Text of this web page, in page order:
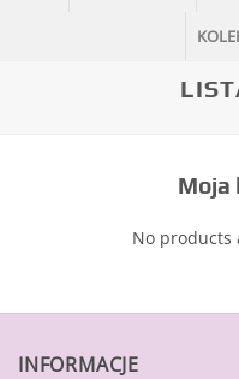
Moja
No products
INFORMACJE